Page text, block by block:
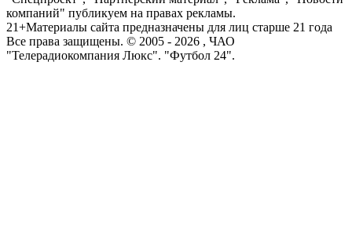
компаний" публикуем на правах рекламы.
21+Материалы сайта предназначены для лиц старше 21 года
Все права защищены. © 2005 - 2026 , ЧАО
"Телерадиокомпания Люкс". "Футбол 24".